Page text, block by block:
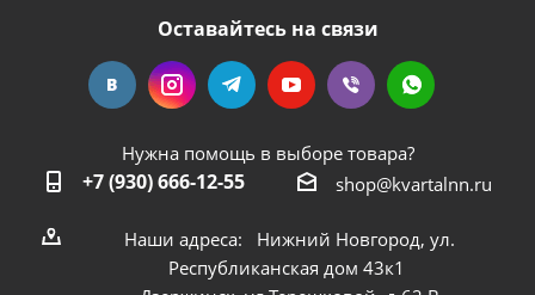
Оставайтесь на связи
Нужна помощь в выборе товара?
+7 (930) 666-12-55 shop@kvartalnn.ru
Наши адреса: Нижний Новгород, ул.
Республиканская дом 43к1